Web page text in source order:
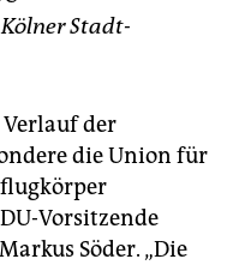
Kölner Stadt-
der
die Union für
Vorsitzende
Söder. „Die